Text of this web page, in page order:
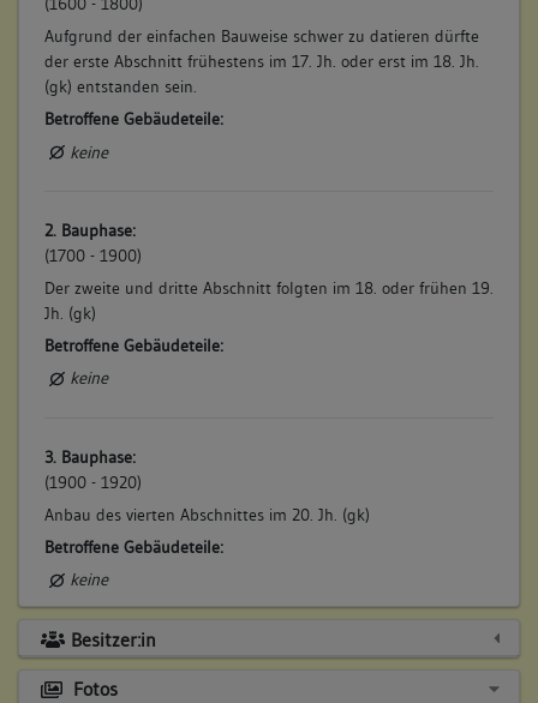
Aufgrund der einfachen Bauweise schwer zu datieren dürfte
der erste Abschnitt frühestens im 17. Jh. oder erst im 18. Jh.
(gk) entstanden sein.
Betroffene Gebäudeteile:
keine
2. Bauphase:
(1700 - 1900)
Der zweite und dritte Abschnitt folgten im 18. oder frühen 19.
Jh. (gk)
Betroffene Gebäudeteile:
keine
3. Bauphase:
(1900 - 1920)
Anbau des vierten Abschnittes im 20. Jh. (gk)
Betroffene Gebäudeteile:
keine
Besitzer:in
Fotos